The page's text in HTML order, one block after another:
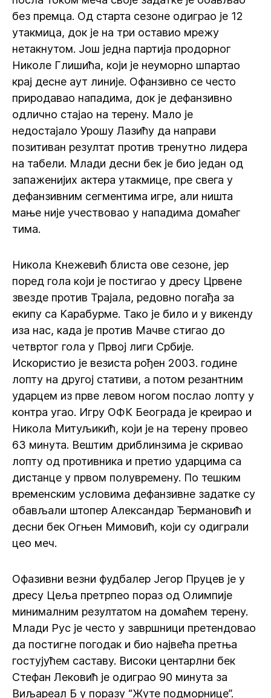
без премца. Од старта сезоне одиграо је 12
утакмица, док је на три оставио мрежу
нетакнутом. Још једна партија продорног
Николе Глишића, који је неуморно шпартао
крај десне аут линије. Офанзивно се често
природавао нападима, док је дефанзивно
одлично стајао на терену. Мало је
недостајало Урошу Лазићу да направи
позитиван резултат против тренутно лидера
на табели. Млади десни бек је био један од
запаженијих актера утакмице, пре свега у
дефанзивним сегментима игре, али ништа
мање није учествовао у нападима домаћег
тима.
Никола Кнежевић блиста ове сезоне, јер
поред гола који је постигао у дресу Црвене
звезде против Трајала, редовно погађа за
екипу са Карабурме. Тако је било и у викенду
иза нас, када је против Мачве стигао до
четвртог гола у Првој лиги Србије.
Искористио је везиста рођен 2003. године
лопту на другој стативи, а потом резантним
ударцем из прве левом ногом послао лопту у
контра угао. Игру ОФК Београда је креирао и
Никола Митуљикић, који је на терену провео
63 минута. Вештим дриблинзима је скривао
лопту од противника и претио ударцима са
дистанце у првом полувремену. По тешким
временским условима дефанзивне задатке су
обављали штопер Александар Ђермановић и
десни бек Огњен Мимовић, који су одиграли
цео меч.
Офазивни везни фудбалер Јегор Пруцев је у
дресу Цеља претрпео пораз од Олимпије
минималним резултатом на домаћем терену.
Млади Рус је често у завршници претендовао
да постигне погодак и био највећа претња
гостујућем саставу. Високи центарлни бек
Стефан Лековић је одиграо 90 минута за
Виљареал Б у поразу “Жуте подморнице”.